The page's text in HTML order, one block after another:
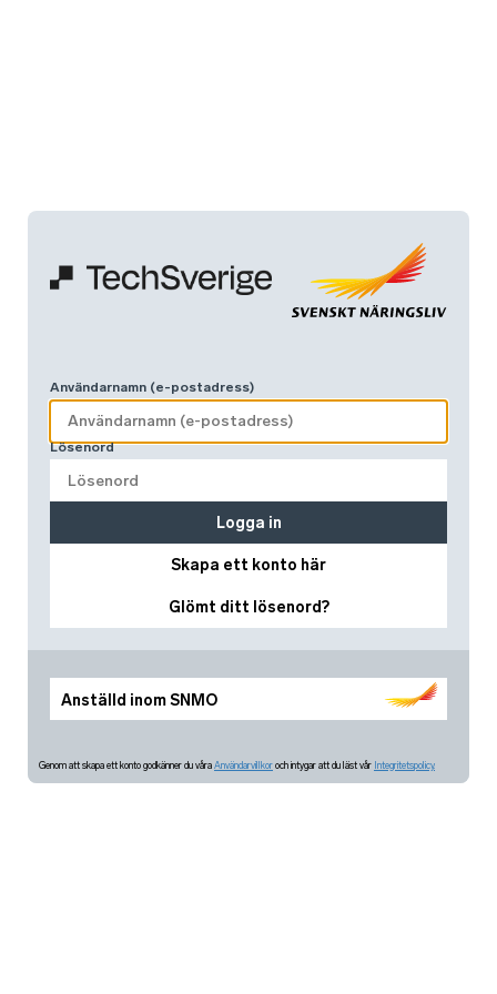
Anställd inom SNMO
Användarnamn (e-postadress)
Lösenord
Skapa ett konto här
Glömt ditt lösenord?
Logga in
Genom att skapa ett konto godkänner du våra Användarvillkor och intygar att du läst vår Integritetspolicy.